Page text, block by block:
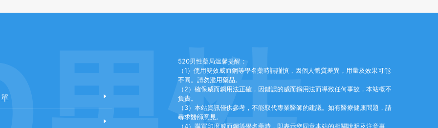
520男性藥局溫馨提醒：
（1）使用雙效威而鋼等學名藥時請謹慎，因個人體質差異，用量及效果可能
不同。請勿濫用藥品。
（2）確保威而鋼用法正確，因錯誤的威而鋼用法而導致任何事故，本站概不
負責。
（3）本站資訊僅供參考，不能取代專業醫師的建議。如有醫療健康問題，請
尋求醫師意見。
（4）購買印度威而鋼等學名藥時，即表示您同意本站的相關說明及注意事